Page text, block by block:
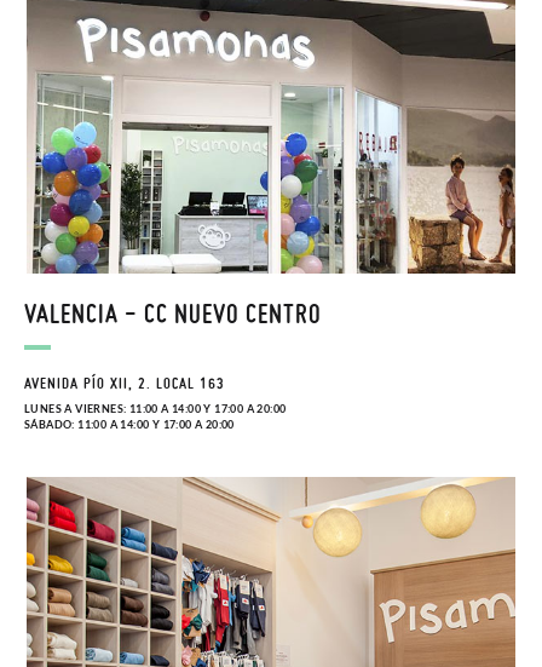
VALENCIA - CC NUEVO CENTRO
AVENIDA PÍO XII, 2. LOCAL 163
LUNES A VIERNES: 11:00 A 14:00 Y 17:00 A 20:00
SÁBADO: 11:00 A 14:00 Y 17:00 A 20:00